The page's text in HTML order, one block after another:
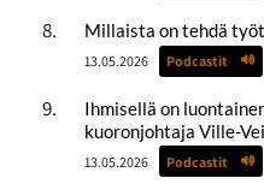
Millaista on tehdä
13.05.2026 Podcastit
Ihmisellä on
kuoronjohtaja Ville-
13.05.2026 Podcastit